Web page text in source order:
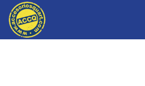
Ir al contenido